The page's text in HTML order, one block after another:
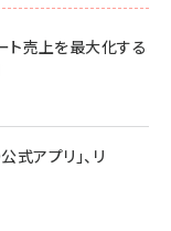
ト売上を最大化する
アプリ」、リ